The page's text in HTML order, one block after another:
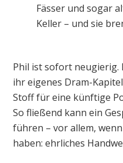
Fässer und sogar
Keller – und sie
Phil ist sofort neugierig.
ihr eigenes Dram-
Stoff für eine künftige
So fließend kann ein
führen – vor allem,
haben: ehrliches